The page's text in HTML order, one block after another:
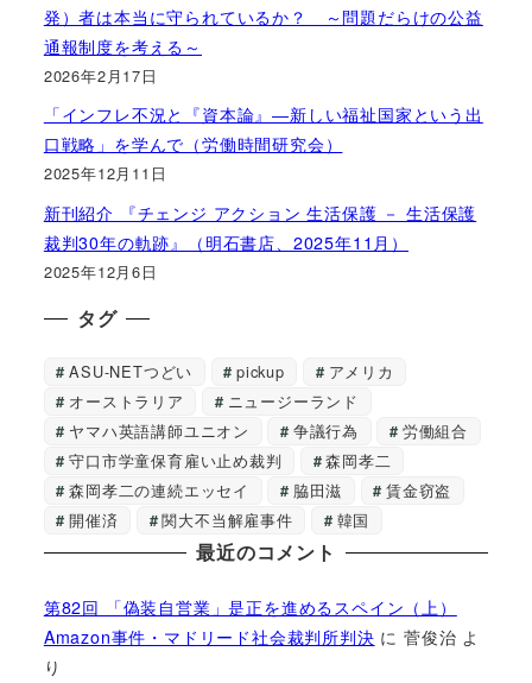
発）者は本当に守られているか？ ～問題だらけの公益
通報制度を考える～
2026年2月17日
「インフレ不況と『資本論』―新しい福祉国家という出
口戦略」を学んで（労働時間研究会）
2025年12月11日
新刊紹介 『チェンジ アクション 生活保護 － 生活保護
裁判30年の軌跡』（明石書店、2025年11月）
2025年12月6日
タグ
ASU-NETつどい pickup
アメリカ
オーストラリア
ニュージーランド
ヤマハ英語講師ユニオン
争議行為
労働組合
守口市学童保育雇い止め裁判
森岡孝二
森岡孝二の連続エッセイ
脇田滋
賃金窃盗
開催済
関大不当解雇事件 韓国
最近のコメント
第82回 「偽装自営業」是正を進めるスペイン（上）
Amazon事件・マドリード社会裁判所判決 に菅俊治 よ
り